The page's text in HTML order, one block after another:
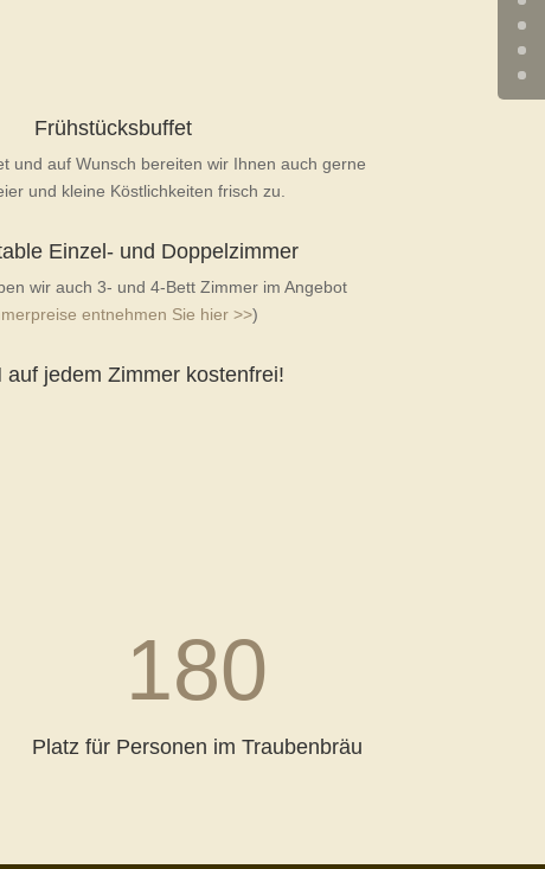
Frühstücksbuffet
und auf Wunsch bereiten wir Ihnen auch gerne
und kleine Köstlichkeiten frisch zu.
Einzel- und Doppelzimmer
wir auch 3- und 4-Bett Zimmer im Angebot
entnehmen Sie hier >>)
auf jedem Zimmer kostenfrei!
180
Platz für Personen im Traubenbräu